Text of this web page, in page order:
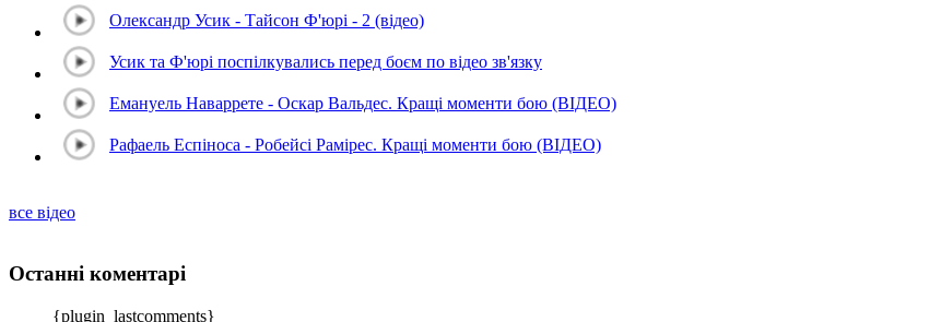
Олександр Усик - Тайсон Ф'юрі - 2 (відео)
Усик та Ф'юрі поспілкувались перед боєм по відео зв'язку
Емануель Наваррете - Оскар Вальдес. Кращі моменти бою (ВІДЕО)
Рафаель Еспіноса - Робейсі Рамірес. Кращі моменти бою (ВІДЕО)
все відео
Останні коментарі
{plugin_lastcomments}